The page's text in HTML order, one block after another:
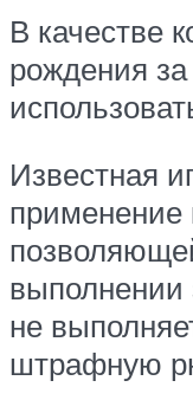
В качестве
рождения
Известная
применение
выполнении
не
штрафную